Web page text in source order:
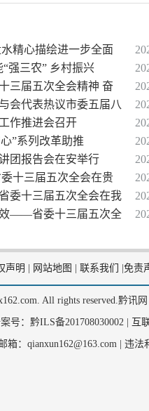
精心描绘进一步全面
强三农” 乡村振兴
三届五次全会精神 奋
会代表热议市委五届八
作推进会召开
”系列改革助推
团报告会在安举行
十三届五次全会在贵
委十三届五次全会在我
效——省委十三届五次全
声明 网站地图 联系我们 免责
All rights reserved.黔讯
号：黔ILS备201708030002 | 互
箱：qianxun162@163.com | 违法